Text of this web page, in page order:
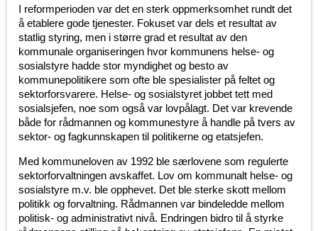
I reformperioden var det en sterk oppmerksomhet rundt det
å etablere gode tjenester. Fokuset var dels et resultat av
statlig styring, men i større grad et resultat av den
kommunale organiseringen hvor kommunens helse- og
sosialstyre hadde stor myndighet og besto av
kommunepolitikere som ofte ble spesialister på feltet og
sektorforsvarere. Helse- og sosialstyret jobbet tett med
sosialsjefen, noe som også var lovpålagt. Det var krevende
både for rådmannen og kommunestyre å handle på tvers av
sektor- og fagkunnskapen til politikerne og etatsjefen.
Med kommuneloven av 1992 ble særlovene som regulerte
sektorforvaltningen avskaffet. Lov om kommunalt helse- og
sosialstyre m.v. ble opphevet. Det ble sterke skott mellom
politikk og forvaltning. Rådmannen var bindeledde mellom
politisk- og administrativt nivå. Endringen bidro til å styrke